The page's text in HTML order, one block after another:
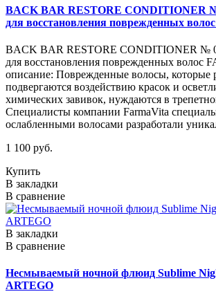
BACK BAR RESTORE CONDITIONER
для восстановления поврежденных
BACK BAR RESTORE CONDITIONER №
для восстановления поврежденных волос
описание: Поврежденные волосы, которые
подвергаются воздействию красок и
химических завивок, нуждаются в
Специалисты компании FarmaVita
ослабленными волосами разработали
1 100 руб.
Купить
В закладки
В сравнение
В закладки
В сравнение
Несмываемый ночной флюид Sublime
ARTEGO